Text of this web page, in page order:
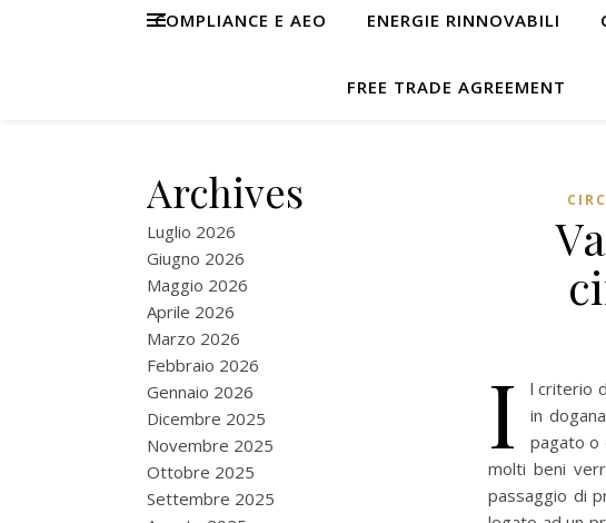
COMPLIANCE E AEO ENERGIE RINNOVABILI
FREE TRADE AGREEMENT
Archives
Luglio 2026
Giugno 2026
Maggio 2026
Aprile 2026
Marzo 2026
Febbraio 2026
Gennaio 2026
Dicembre 2025
Novembre 2025
Ottobre 2025
Settembre 2025
I
l criterio
in
pagato o
molti beni
passaggio di